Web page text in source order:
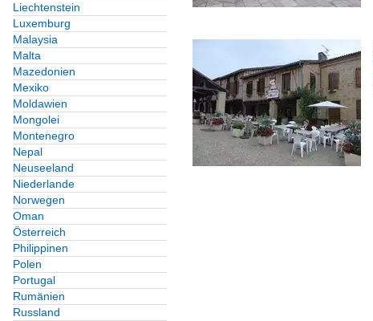
Liechtenstein
Luxemburg
Malaysia
Malta
Mazedonien
Mexiko
Moldawien
Mongolei
Montenegro
Nepal
Neuseeland
Niederlande
Norwegen
Oman
Österreich
Philippinen
Polen
Portugal
Rumänien
Russland